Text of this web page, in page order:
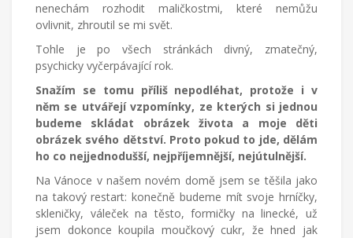
nenechám rozhodit maličkostmi, které nemůžu
ovlivnit, zhroutil se mi svět.
Tohle je po všech stránkách divný, zmatečný,
psychicky vyčerpávající rok.
Snažím se tomu příliš nepodléhat, protože i v
něm se utvářejí vzpomínky, ze kterých si jednou
budeme skládat obrázek života a moje děti
obrázek svého dětství. Proto pokud to jde, dělám
ho co nejjednodušší, nejpříjemnější, nejútulnější.
Na Vánoce v našem novém domě jsem se těšila jako
na takový restart: konečně budeme mít svoje hrníčky,
skleničky, váleček na těsto, formičky na linecké, už
jsem dokonce koupila moučkový cukr, že hned jak